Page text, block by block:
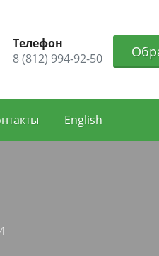
Телефон
8 (812) 994-92-50
English